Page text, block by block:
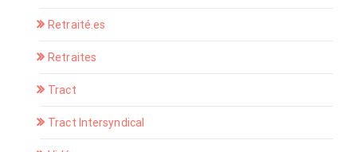
Retraité.es
Retraites
Tract
Tract Intersyndical